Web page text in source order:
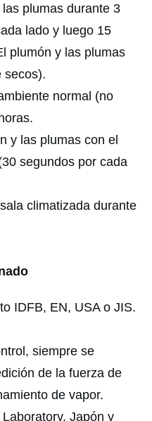
plumas durante 3
lado y luego 15
plumón y las plumas
secos).
normal (no
y las plumas con el
segundos por cada
climatizada durante
IDFB, EN, USA o JIS.
siempre se
de la fuerza de
de vapor.
Japón y